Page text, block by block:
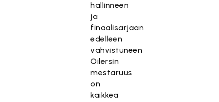
hallinneen
ja
finaalisarjaan
edelleen
vahvistuneen
Oilersin
mestaruus
on
kaikkea